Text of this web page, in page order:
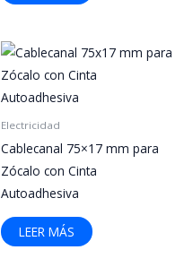
Electricidad
Cablecanal 75×17 mm para
Zócalo con Cinta
Autoadhesiva
LEER MÁS